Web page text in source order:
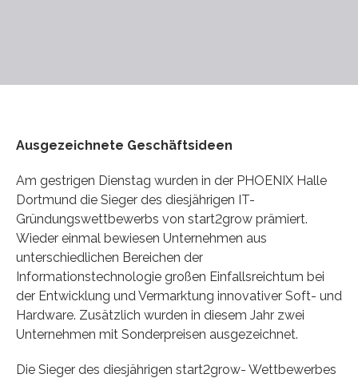
Ausgezeichnete Geschäftsideen
Am gestrigen Dienstag wurden in der PHOENIX Halle
Dortmund die Sieger des diesjährigen IT-
Gründungswettbewerbs von start2grow prämiert.
Wieder einmal bewiesen Unternehmen aus
unterschiedlichen Bereichen der
Informationstechnologie großen Einfallsreichtum bei
der Entwicklung und Vermarktung innovativer Soft- und
Hardware. Zusätzlich wurden in diesem Jahr zwei
Unternehmen mit Sonderpreisen ausgezeichnet.
Die Sieger des diesjährigen start2grow- Wettbewerbes